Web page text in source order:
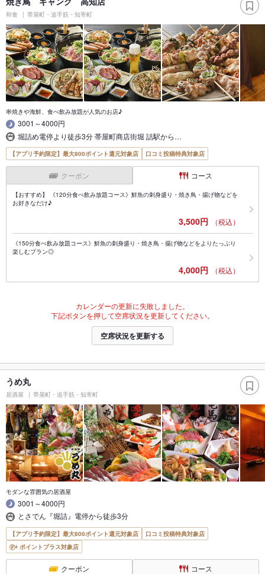
和食 帯屋町・追手筋・知寄町
串焼きや海鮮、食べ飲み放題が人気のお店♪
3001～4000円
堀詰め電停より徒歩3分 帯屋町商店街堀 詰駅から…
【アプリ予約限定】最大800ポイント還元対象店 口コミ投稿特典対象店
クーポン コース
【おすすめ】 《120分食べ飲み放題コース》鮮魚の刺身盛り・焼き鳥・揚げ物などを
お好きなだけ♪
3,500円 （税込）
《150分食べ飲み放題コース》鮮魚の刺身盛り・焼き鳥・揚げ物などをよりたっぷり
楽しむプラン◎
4,000円 （税込）
カレンダーの更新に失敗しました。
下記ボタンを押して空席状況を更新してください。
空席状況を更新する
うめ丸
居酒屋 帯屋町・追手筋・知寄町
モダンな雰囲気の居酒屋
3001～4000円
とさでん『堀詰』電停から徒歩3分
【アプリ予約限定】最大800ポイント還元対象店
口コミ投稿特典対象店
ポイントプラス対象店
クーポン コース